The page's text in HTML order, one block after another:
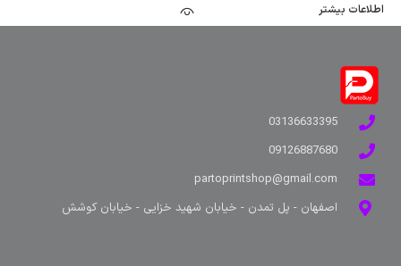
اطلاعات بیشتر
03136633395
09126887680
partoprintshop@gmail.com
اصفهان - پل تمدن - خیابان شهید خزایی - خیابان کوشش